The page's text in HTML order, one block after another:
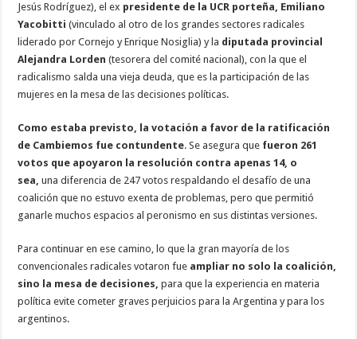
Jesús Rodríguez), el ex presidente de la UCR porteña, Emiliano
Yacobitti (vinculado al otro de los grandes sectores radicales
liderado por Cornejo y Enrique Nosiglia) y la diputada provincial
Alejandra Lorden (tesorera del comité nacional), con la que el
radicalismo salda una vieja deuda, que es la participación de las
mujeres en la mesa de las decisiones políticas.
Como estaba previsto, la votación a favor de la ratificación
de Cambiemos fue contundente. Se asegura que fueron 261
votos que apoyaron la resolución contra apenas 14, o
sea, una diferencia de 247 votos respaldando el desafío de una
coalición que no estuvo exenta de problemas, pero que permitió
ganarle muchos espacios al peronismo en sus distintas versiones.
Para continuar en ese camino, lo que la gran mayoría de los
convencionales radicales votaron fue ampliar no solo la coalición,
sino la mesa de decisiones, para que la experiencia en materia
política evite cometer graves perjuicios para la Argentina y para los
argentinos.